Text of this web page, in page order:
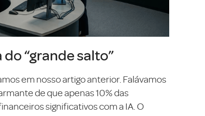
do “grande salto”
em nosso artigo anterior. Falávamos
de que apenas 10% das
significativos com a IA. O